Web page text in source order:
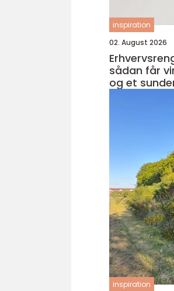
inspiration
02. August 2026
sådan får
og et
inspiration